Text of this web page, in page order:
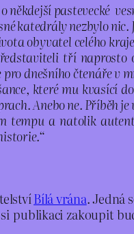
pastevecké
katedrály nezbylo
obyvatel celého
tří
dnešního čtenáře v
které mu kvasící
Anebo ne. Příběh
tempu a natolik
Bílá vrána. Jedná
publikaci zakoupit